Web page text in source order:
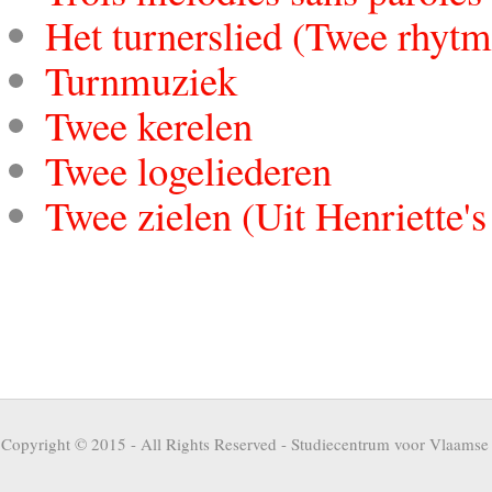
Het turnerslied (Twee
Turnmuziek
Twee kerelen
Twee logeliederen
Twee zielen (Uit
Copyright © 2015 - All Rights Reserved - Studiecentrum voor